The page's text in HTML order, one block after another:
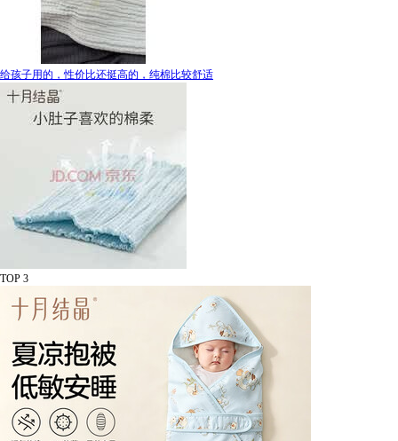
给孩子用的，性价比还挺高的，纯棉比较舒适
TOP 3